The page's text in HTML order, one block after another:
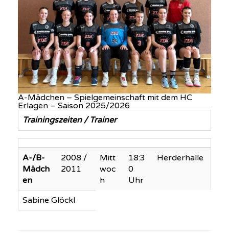
A-Mädchen – Spielgemeinschaft mit dem HC
Erlagen – Saison 2025/2026
Trainingszeiten / Trainer
A-/B-
Mädch
en
2008 /
2011
Mitt
woc
h
18:3
0
Uhr
Herderhalle
Sabine Glöckl